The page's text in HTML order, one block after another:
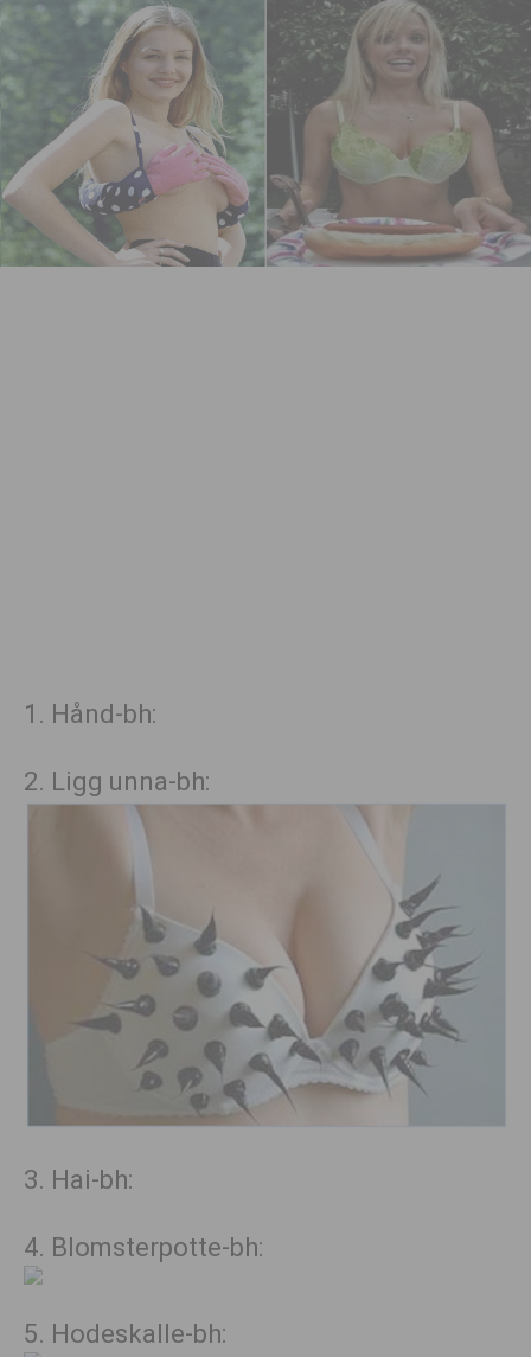
1. Hånd-bh:
2. Ligg unna-bh:
3. Hai-bh:
4. Blomsterpotte-bh:
5. Hodeskalle-bh: